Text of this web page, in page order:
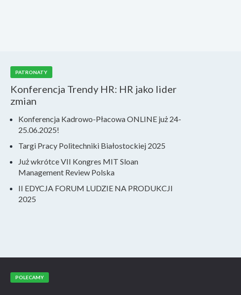
PATRONATY
Konferencja Trendy HR: HR jako lider
zmian
Konferencja Kadrowo-Płacowa ONLINE już 24-
25.06.2025!
Targi Pracy Politechniki Białostockiej 2025
Już wkrótce VII Kongres MIT Sloan
Management Review Polska
II EDYCJA FORUM LUDZIE NA PRODUKCJI
2025
POLECAMY